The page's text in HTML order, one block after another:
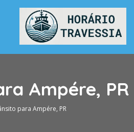
Ampére, PR
para Ampére, PR